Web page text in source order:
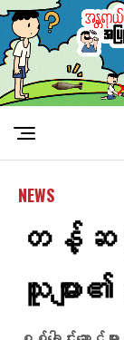
NEWS
တန့်ဆ
သူမျ